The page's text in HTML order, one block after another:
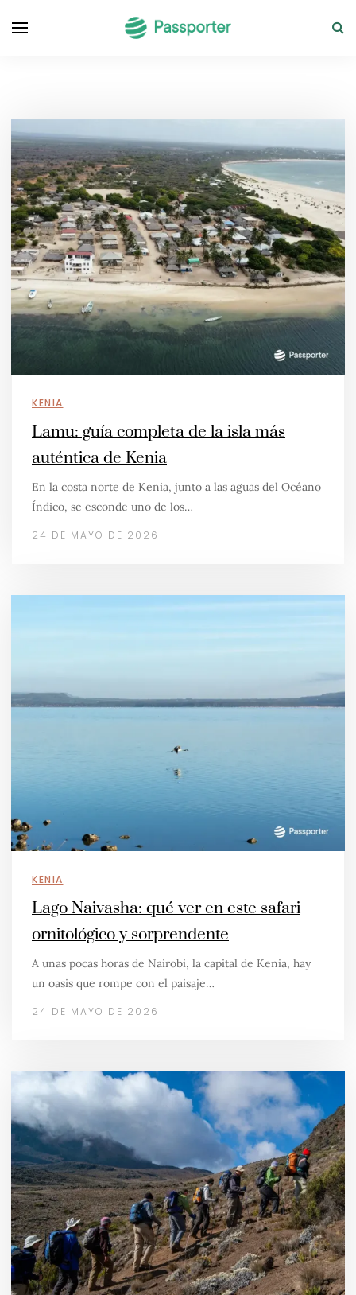
KENIA
Lamu: guía completa de la isla más
auténtica de Kenia
En la costa norte de Kenia, junto a las aguas del Océano
Índico, se esconde uno de los…
24 DE MAYO DE 2026
KENIA
Lago Naivasha: qué ver en este safari
ornitológico y sorprendente
A unas pocas horas de Nairobi, la capital de Kenia, hay
un oasis que rompe con el paisaje…
24 DE MAYO DE 2026